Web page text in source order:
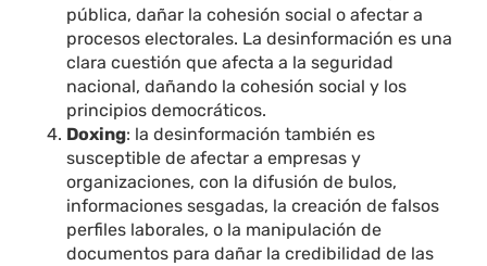
pública, dañar la cohesión social o afectar a
procesos electorales. La desinformación es una
clara cuestión que afecta a la seguridad
nacional, dañando la cohesión social y los
principios democráticos.
Doxing: la desinformación también es
susceptible de afectar a empresas y
organizaciones, con la difusión de bulos,
informaciones sesgadas, la creación de falsos
perfiles laborales, o la manipulación de
documentos para dañar la credibilidad de las